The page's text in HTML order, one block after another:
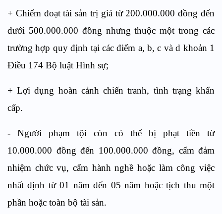
+ Chiếm đoạt tài sản trị giá từ 200.000.000 đồng đến
dưới 500.000.000 đồng nhưng thuộc một trong các
trường hợp quy định tại các điểm a, b, c và d khoản 1
Điều 174 Bộ luật Hình sự;
+ Lợi dụng hoàn cảnh chiến tranh, tình trạng khẩn
cấp.
- Người phạm tội còn có thể bị phạt tiền từ
10.000.000 đồng đến 100.000.000 đồng, cấm đảm
nhiệm chức vụ, cấm hành nghề hoặc làm công việc
nhất định từ 01 năm đến 05 năm hoặc tịch thu một
phần hoặc toàn bộ tài sản.